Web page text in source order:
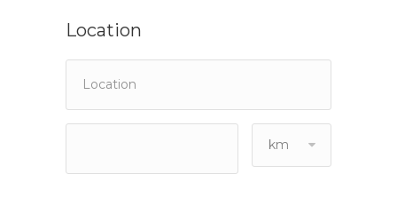
Location
km